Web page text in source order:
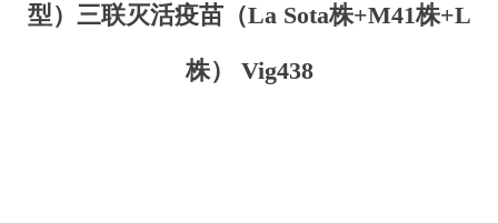
型）三联灭活疫苗（La Sota株+M41株+L
株） Vig438